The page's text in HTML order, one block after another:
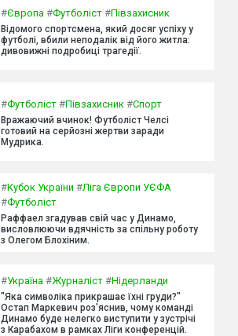
#Європа #Футболіст #Півзахисник
Відомого спортсмена, який досяг успіху у
футболі, вбили неподалік від його житла:
дивовижні подробиці трагедії.
#Футболіст #Півзахисник #Спорт
Вражаючий вчинок! Футболіст Челсі
готовий на серйозні жертви заради
Мудрика.
#Кубок України #Ліга Європи УЄФА
#Футболіст
Раффаел згадував свій час у Динамо,
висловлюючи вдячність за спільну роботу
з Олегом Блохіним.
#Україна #Журналіст #Нідерланди
"Яка символіка прикрашає їхні груди?"
Остап Маркевич роз'яснив, чому команді
Динамо буде нелегко виступити у зустрічі
з Карабахом в рамках Ліги конференцій.